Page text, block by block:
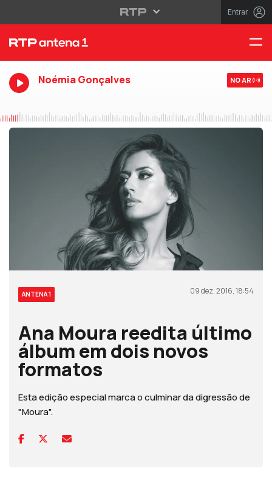
Entrar
Noémia Gonçalves NO AR
ANTENA 1 09 dez, 2016, 18:54
Ana Moura reedita último
álbum em dois novos
formatos
Esta edição especial marca o culminar da digressão de
"Moura".